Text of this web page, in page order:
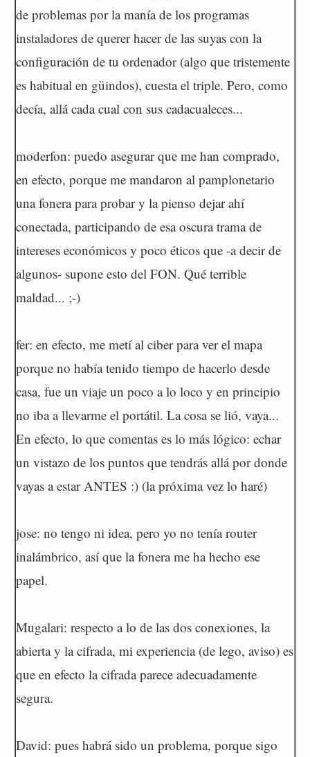
de problemas por la manía de los programas
instaladores de querer hacer de las suyas con la
configuración de tu ordenador (algo que tristemente
es habitual en güindos), cuesta el triple. Pero, como
decía, allá cada cual con sus cadacualeces...
moderfon: puedo asegurar que me han comprado,
en efecto, porque me mandaron al pamplonetario
una fonera para probar y la pienso dejar ahí
conectada, participando de esa oscura trama de
intereses económicos y poco éticos que -a decir de
algunos- supone esto del FON. Qué terrible
maldad... ;-)
fer: en efecto, me metí al ciber para ver el mapa
porque no había tenido tiempo de hacerlo desde
casa, fue un viaje un poco a lo loco y en principio
no iba a llevarme el portátil. La cosa se lió, vaya...
En efecto, lo que comentas es lo más lógico: echar
un vistazo de los puntos que tendrás allá por donde
vayas a estar ANTES :) (la próxima vez lo haré)
jose: no tengo ni idea, pero yo no tenía router
inalámbrico, así que la fonera me ha hecho ese
papel.
Mugalari: respecto a lo de las dos conexiones, la
abierta y la cifrada, mi experiencia (de lego, aviso) es
que en efecto la cifrada parece adecuadamente
segura.
David: pues habrá sido un problema, porque sigo